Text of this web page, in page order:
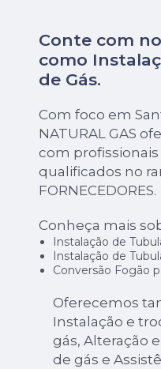
Conte com
como
de Gás.
Com foco em
NATURAL GAS
com
qualificados no
FORNECEDORES.
Conheça mais
Instalação de
Instalação de
Conversão Fogão
Oferecemos
Instalação e
gás, Alteração
de gás e